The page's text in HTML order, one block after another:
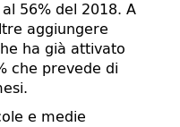
56% del 2018. A
aggiungere
ha già attivato
che prevede di
e medie